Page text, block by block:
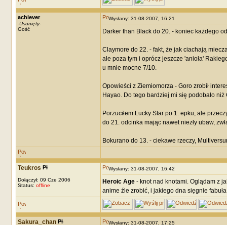
achiever
-Usunięty-
Gość
Wysłany: 31-08-2007, 16:21
Darker than Black do 20. - koniec każdego
Claymore do 22. - fakt, że jak ciachają
ale poza tym i oprócz jeszcze 'anioła'
u mnie mocne 7/10.
Opowieści z Ziemiomorza - Goro zrobił
Hayao. Do tego bardziej mi się podobało
Porzuciłem Lucky Star po 1. epku, ale
do 21. odcinka mając nawet niezły ubaw,
Bokurano do 13. - ciekawe rzeczy,
Teukros
Dołączył: 09 Cze 2006
Status: offline
Wysłany: 31-08-2007, 16:42
Heroic Age- knot nad knotami. Oglądam z
anime źle zrobić, i jakiego dna sięgnie
Sakura_chan Wysłany: 31-08-2007, 17:25